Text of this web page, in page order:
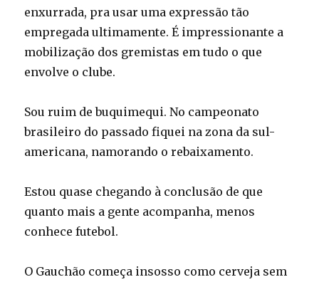
enxurrada, pra usar uma expressão tão
empregada ultimamente. É impressionante a
mobilização dos gremistas em tudo o que
envolve o clube.
Sou ruim de buquimequi. No campeonato
brasileiro do passado fiquei na zona da sul-
americana, namorando o rebaixamento.
Estou quase chegando à conclusão de que
quanto mais a gente acompanha, menos
conhece futebol.
O Gauchão começa insosso como cerveja sem